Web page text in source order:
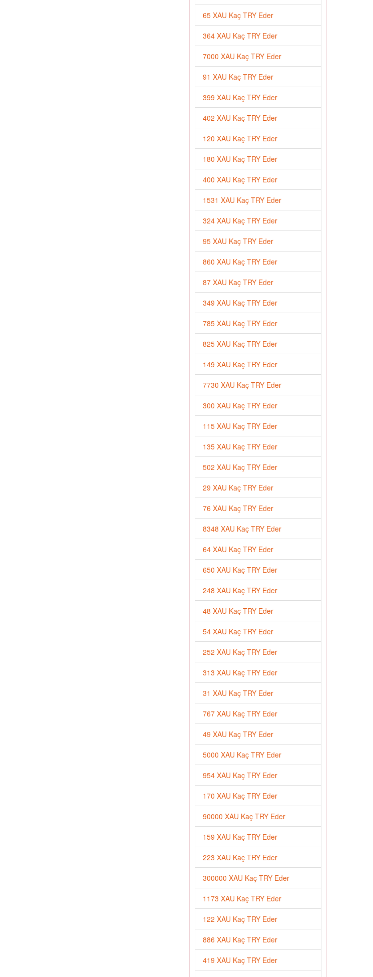
65 XAU Kaç TRY Eder
364 XAU Kaç TRY Eder
7000 XAU Kaç TRY Eder
91 XAU Kaç TRY Eder
399 XAU Kaç TRY Eder
402 XAU Kaç TRY Eder
120 XAU Kaç TRY Eder
180 XAU Kaç TRY Eder
400 XAU Kaç TRY Eder
1531 XAU Kaç TRY Eder
324 XAU Kaç TRY Eder
95 XAU Kaç TRY Eder
860 XAU Kaç TRY Eder
87 XAU Kaç TRY Eder
349 XAU Kaç TRY Eder
785 XAU Kaç TRY Eder
825 XAU Kaç TRY Eder
149 XAU Kaç TRY Eder
7730 XAU Kaç TRY Eder
300 XAU Kaç TRY Eder
115 XAU Kaç TRY Eder
135 XAU Kaç TRY Eder
502 XAU Kaç TRY Eder
29 XAU Kaç TRY Eder
76 XAU Kaç TRY Eder
8348 XAU Kaç TRY Eder
64 XAU Kaç TRY Eder
650 XAU Kaç TRY Eder
248 XAU Kaç TRY Eder
48 XAU Kaç TRY Eder
54 XAU Kaç TRY Eder
252 XAU Kaç TRY Eder
313 XAU Kaç TRY Eder
31 XAU Kaç TRY Eder
767 XAU Kaç TRY Eder
49 XAU Kaç TRY Eder
5000 XAU Kaç TRY Eder
954 XAU Kaç TRY Eder
170 XAU Kaç TRY Eder
90000 XAU Kaç TRY Eder
159 XAU Kaç TRY Eder
223 XAU Kaç TRY Eder
300000 XAU Kaç TRY Eder
1173 XAU Kaç TRY Eder
122 XAU Kaç TRY Eder
886 XAU Kaç TRY Eder
419 XAU Kaç TRY Eder